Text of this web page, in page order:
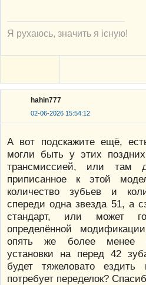
Я рухаюсь, значить я існую!
hahin777
02-06-2026 15:54:12
А вот подскажите ещё,
могли быть у этих
трансмиссией, или там
приписанное к этой
количество зубьев и
спереди одна звезда 51, а
стандарт, или может
определённой
опять же более менее
установки на перед 42
будет тяжеловато
потребует переделок?